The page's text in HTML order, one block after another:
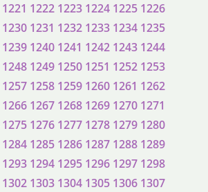
1221 1222 1223 1224 1225 1226
1230 1231 1232 1233 1234 1235
1239 1240 1241 1242 1243 1244
1248 1249 1250 1251 1252 1253
1257 1258 1259 1260 1261 1262
1266 1267 1268 1269 1270 1271
1275 1276 1277 1278 1279 1280
1284 1285 1286 1287 1288 1289
1293 1294 1295 1296 1297 1298
1302 1303 1304 1305 1306 1307